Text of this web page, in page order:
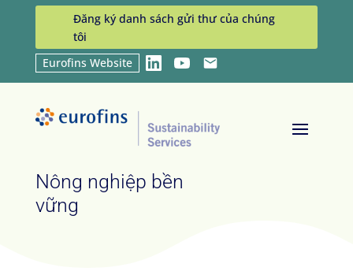
Đăng ký danh sách gửi thư của chúng
tôi
Eurofins Website
LinkedInYouTubeEmail
Home 9 Sustainability Services 9
Nông nghiệp bền
vững